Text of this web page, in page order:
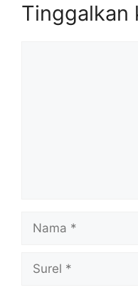
Tinggalkan
Nama
Surel